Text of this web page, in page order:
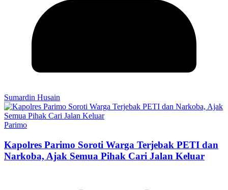
Sumardin Husain
Parimo
Kapolres Parimo Soroti Warga Terjebak PETI dan
Narkoba, Ajak Semua Pihak Cari Jalan Keluar